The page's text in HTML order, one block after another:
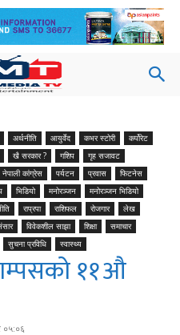
अर्थनीति आयुर्वेद कभर स्टोरी
कर्पोरेट
खै सरकार ? गशिप
गृह सजावट
नेपाली कांग्रेस पर्यटन प्रवास
फिटनेस
भिडियो मनोरञ्जन
मनोरञ्जन भिडियो
राप्रपा राशिफल रोजगार
लेख
विवेकशील साझा शिक्षा
समाचार
सुचना प्रविधि स्वास्थ्य
११औ
०५:०६